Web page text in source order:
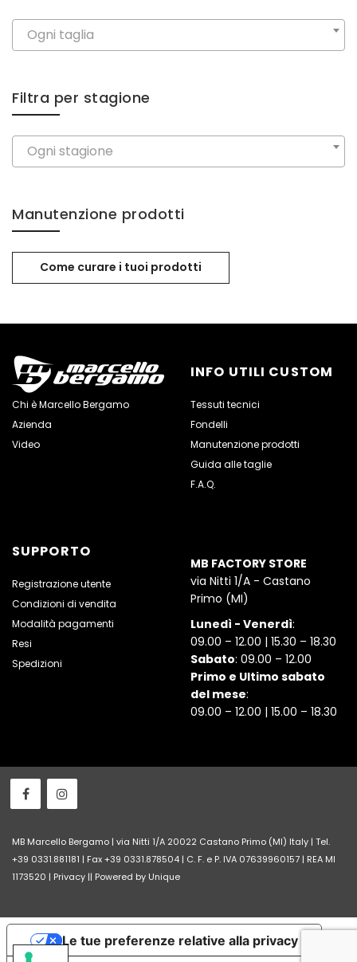
Ogni taglia
Filtra per stagione
Ogni stagione
Manutenzione prodotti
Come curare i tuoi prodotti
Chi è Marcello Bergamo
Azienda
Video
INFO UTILI CUSTOM
Tessuti tecnici
Fondelli
Manutenzione prodotti
Guida alle taglie
F.A.Q.
SUPPORTO
Registrazione utente
Condizioni di vendita
Modalità pagamenti
Resi
Spedizioni
MB FACTORY STORE
via Nitti 1/A - Castano
Primo (MI)
Lunedì - Venerdì:
09.00 – 12.00 | 15.30 – 18.30
Sabato: 09.00 – 12.00
Primo e Ultimo sabato
del mese:
09.00 – 12.00 | 15.00 – 18.30
MB Marcello Bergamo | via Nitti 1/A 20022 Castano Primo (MI) Italy | Tel.
+39 0331.881181 | Fax +39 0331.878504 | C. F. e P. IVA 07639960157 | REA MI
1173520 | Privacy || Powered by Unique
Le tue preferenze relative alla privacy